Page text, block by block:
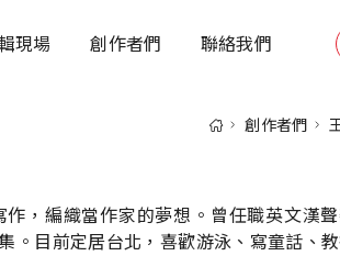
現場 創作者們 聯絡我們
創作者們
，編織當作家的夢想。曾任職英文漢
目前定居台北，喜歡游泳、寫童話、教